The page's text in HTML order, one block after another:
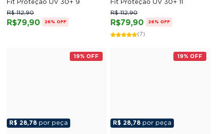
Fit Proteção UV 30+ 9
R$79,90
R$ 112,90
26% OFF
Fit Proteção UV 30+ 11
R$79,90
R$ 112,90
26% OFF
(7)
19% OFF
R$ 28,78 por peça
19% OFF
R$ 28,78 por peça